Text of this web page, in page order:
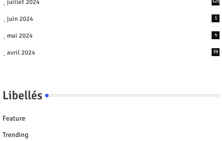
juillet 2024
juin 2024 1
mai 2024 4
avril 2024 39
Libellés
Feature
Trending